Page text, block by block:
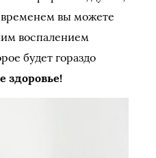
временем вы можете
воспалением
будет гораздо
здоровье!